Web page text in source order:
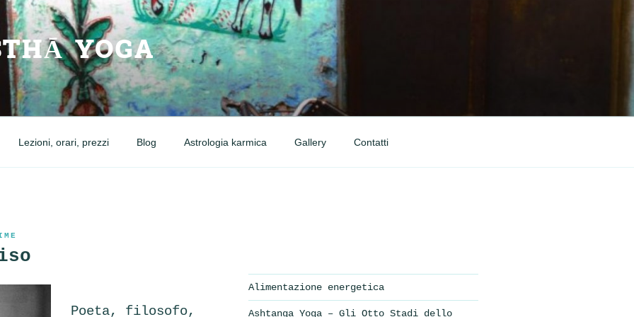
YOGA
Lezioni, orari, prezzi Blog Astrologia karmica Gallery Contatti
Poeta, filosofo,
Alimentazione energetica
Ashtanga Yoga – Gli Otto Stadi dello